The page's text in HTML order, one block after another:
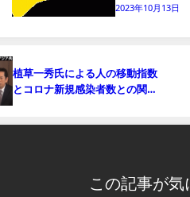
2023年10月13日
植草一秀氏による人の移動指数
とコロナ新規感染者数との関連
図
この記事が気